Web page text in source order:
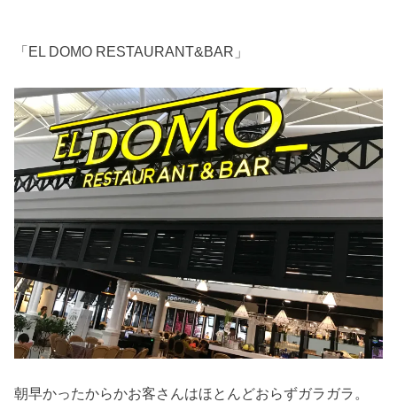
「EL DOMO RESTAURANT&BAR」
朝早かったからかお客さんはほとんどおらずガラガラ。